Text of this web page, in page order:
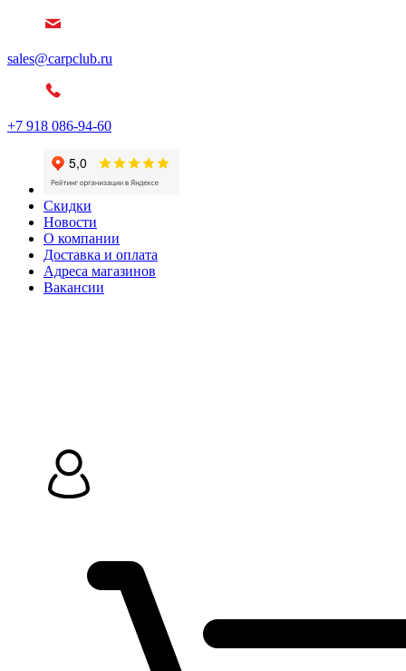
sales@carpclub.ru
+7 918 086-94-60
Скидки
Новости
О компании
Доставка и оплата
Адреса магазинов
Вакансии